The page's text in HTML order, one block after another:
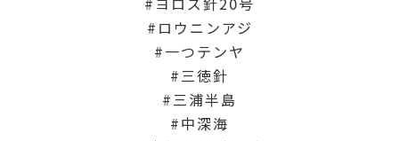
ロウニンアジ
一つテンヤ
三徳針
三浦半島
中深海